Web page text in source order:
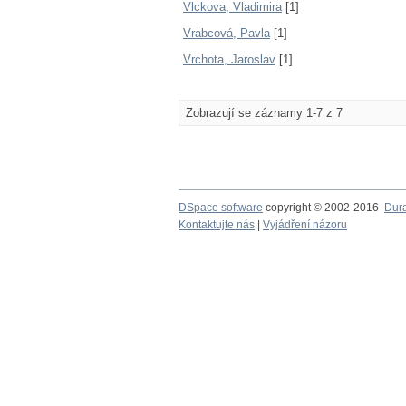
Vlckova, Vladimira[1]
Vrabcová, Pavla[1]
Vrchota, Jaroslav [1]
Zobrazují se záznamy 1-7 z 7
DSpace software copyright © 2002-2016
Kontaktujte nás
Vyjádření názoru